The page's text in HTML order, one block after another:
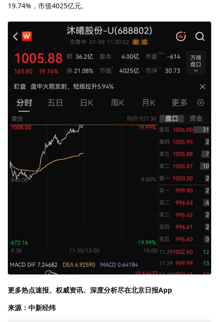
19.74%，市值4025亿元。
更多热点速报、权威资讯、深度分析尽在北京日报App
来源：中新经纬